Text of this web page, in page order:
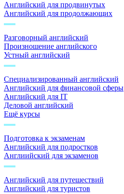
Английский для продвинутых
Английский для продолжающих
Разговорный английский
Произношение английского
Устный английский
Специализированный английский
Английский для финансовой сферы
Английский для IT
Деловой английский
Ещё курсы
Подготовка к экзаменам
Английский для подростков
Англиийский для экзаменов
Английский для путешествий
Английский для туристов